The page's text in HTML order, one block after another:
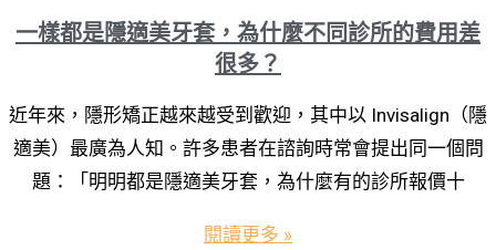
一樣都是隱適美牙套，為什麼不同診所的費用差
很多？
近年來，隱形矯正越來越受到歡迎，其中以 Invisalign（隱
適美）最廣為人知。許多患者在諮詢時常會提出同一個問
題：「明明都是隱適美牙套，為什麼有的診所報價十
閱讀更多 »